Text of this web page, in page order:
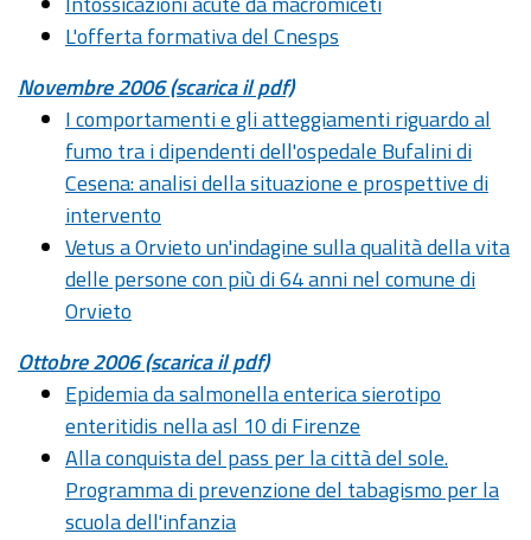
L'offerta formativa del Cnesps
Novembre 2006 (scarica il pdf)
I comportamenti e gli atteggiamenti riguardo al
fumo tra i dipendenti dell'ospedale Bufalini di
Cesena: analisi della situazione e prospettive di
intervento
Vetus a Orvieto un'indagine sulla qualità della vita
delle persone con più di 64 anni nel comune di
Orvieto
Ottobre 2006 (scarica il pdf)
Epidemia da salmonella enterica sierotipo
enteritidis nella asl 10 di Firenze
Alla conquista del pass per la città del sole.
Programma di prevenzione del tabagismo per la
scuola dell'infanzia